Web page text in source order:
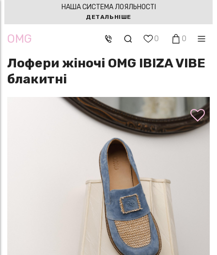
НАША СИСТЕМА ЛОЯЛЬНОСТІ
ДЕТАЛЬНІШЕ
OMG 0 0
Лофери жіночі OMG IBIZA VIBE
блакитні